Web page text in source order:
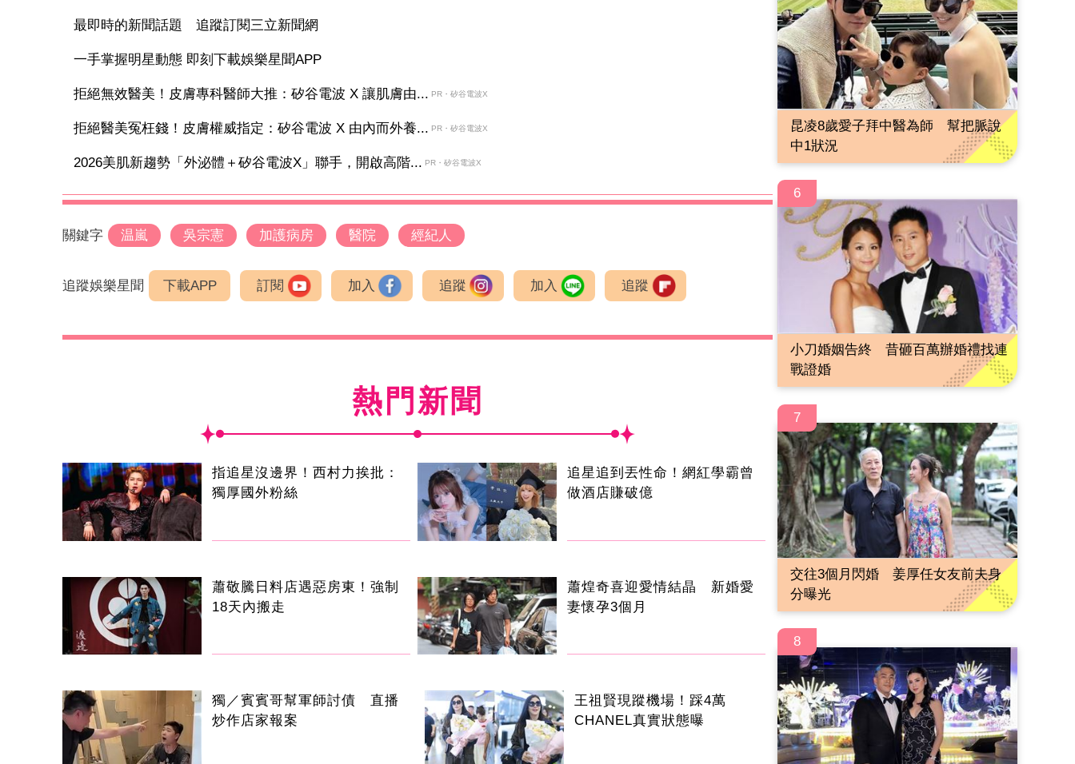
最即時的新聞話題 追蹤訂閱三立新聞網
一手掌握明星動態 即刻下載娛樂星聞APP
拒絕無效醫美！皮膚專科醫師大推：矽谷電波 X 讓肌膚由... PR・矽谷電波X
拒絕醫美冤枉錢！皮膚權威指定：矽谷電波 X 由內而外養... PR・矽谷電波X
2026美肌新趨勢「外泌體＋矽谷電波X」聯手，開啟高階... PR・矽谷電波X
關鍵字 温嵐 吳宗憲 加護病房 醫院 經紀人
追蹤娛樂星聞 下載APP 訂閱 加入 追蹤 加入 追蹤
熱門新聞
指追星沒邊界！西村力挨批：
獨厚國外粉絲
追星追到丟性命！網紅學霸曾
做酒店賺破億
蕭敬騰日料店遇惡房東！強制
18天內搬走
蕭煌奇喜迎愛情結晶 新婚愛
妻懷孕3個月
獨／賓賓哥幫軍師討債 直播
炒作店家報案
王祖賢現蹤機場！踩4萬
CHANEL真實狀態曝
昆凌8歲愛子拜中醫為師 幫把脈說
中1狀況
6
小刀婚姻告終 昔砸百萬辦婚禮找連
戰證婚
7
交往3個月閃婚 姜厚任女友前夫身
分曝光
8